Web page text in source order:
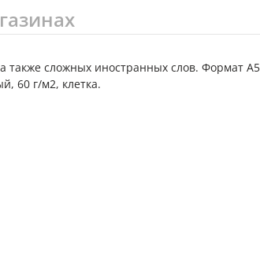
также сложных иностранных слов. Формат
60 г/м2, клетка.